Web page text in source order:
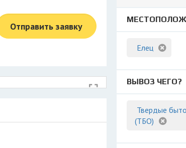
Елец
ВЫВОЗ ЧЕГО?
Твердые
(ТБО)
Отправить заявку